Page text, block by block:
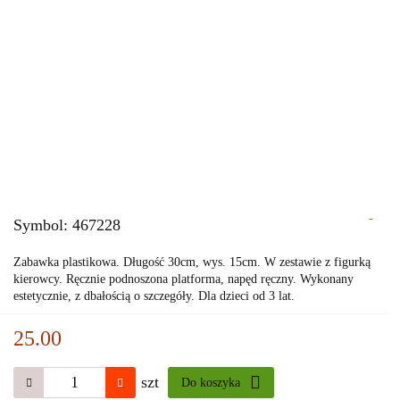
Symbol: 467228 -
Zabawka plastikowa. Długość 30cm, wys. 15cm. W zestawie z figurką
kierowcy. Ręcznie podnoszona platforma, napęd ręczny. Wykonany
estetycznie, z dbałością o szczegóły. Dla dzieci od 3 lat.
25.00
szt Do koszyka